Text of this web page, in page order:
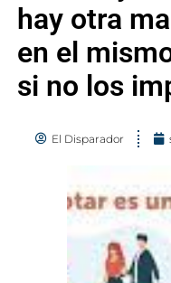
hay otra
en el
si no los
El Disparador